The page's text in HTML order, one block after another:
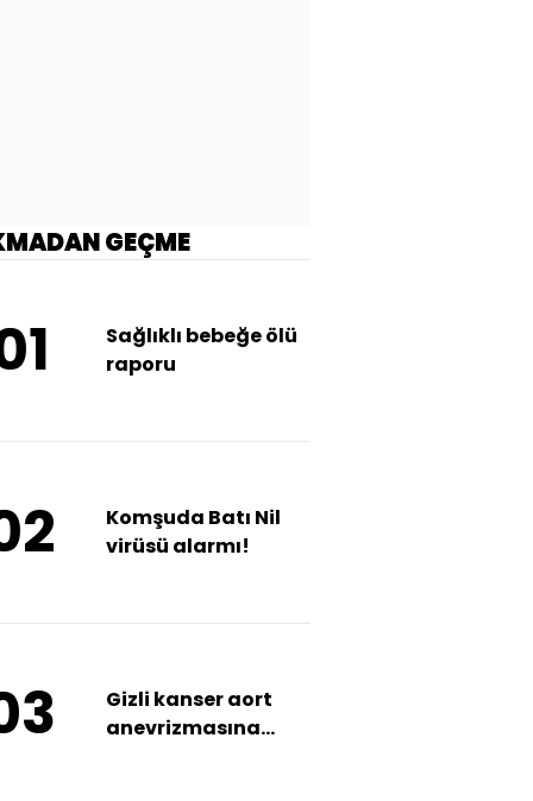
GEÇME
Sağlıklı bebeğe ölü
raporu
Komşuda Batı Nil
virüsü alarmı!
Gizli kanser aort
anevrizmasına